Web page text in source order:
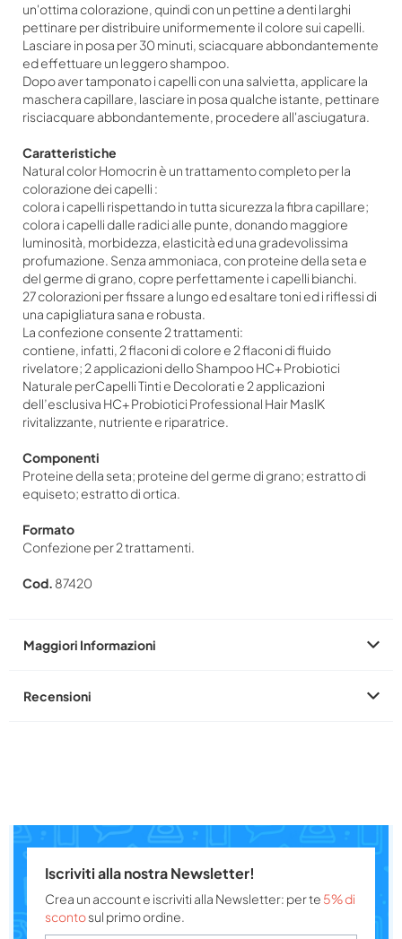
un'ottima colorazione, quindi con un pettine a denti larghi
pettinare per distribuire uniformemente il colore sui capelli.
Lasciare in posa per 30 minuti, sciacquare abbondantemente
ed effettuare un leggero shampoo.
Dopo aver tamponato i capelli con una salvietta, applicare la
maschera capillare, lasciare in posa qualche istante, pettinare
risciacquare abbondantemente, procedere all'asciugatura.
Caratteristiche
Natural color Homocrin è un trattamento completo per la
colorazione dei capelli :
colora i capelli rispettando in tutta sicurezza la fibra capillare;
colora i capelli dalle radici alle punte, donando maggiore
luminosità, morbidezza, elasticità ed una gradevolissima
profumazione. Senza ammoniaca, con proteine della seta e
del germe di grano, copre perfettamente i capelli bianchi.
27 colorazioni per fissare a lungo ed esaltare toni ed i riflessi di
una capigliatura sana e robusta.
La confezione consente 2 trattamenti:
contiene, infatti, 2 flaconi di colore e 2 flaconi di fluido
rivelatore; 2 applicazioni dello Shampoo HC+ Probiotici
Naturale perCapelli Tinti e Decolorati e 2 applicazioni
dell’esclusiva HC+ Probiotici Professional Hair MaslK
rivitalizzante, nutriente e riparatrice.
Componenti
Proteine della seta; proteine del germe di grano; estratto di
equiseto; estratto di ortica.
Formato
Confezione per 2 trattamenti.
Cod. 87420
Maggiori Informazioni
Recensioni
Iscriviti alla nostra Newsletter!
Crea un account e iscriviti alla Newsletter: per te 5% di
scontosul primo ordine.